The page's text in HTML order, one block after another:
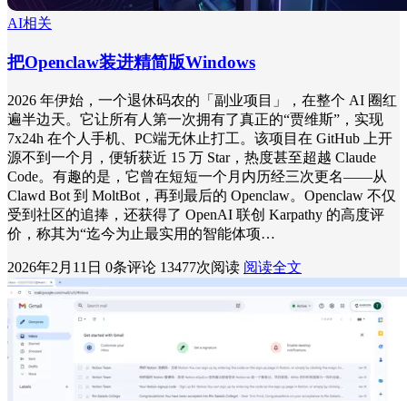
AI相关
把Openclaw装进精简版Windows
2026 年伊始，一个退休码农的「副业项目」，在整个 AI 圈红
遍半边天。它让所有人第一次拥有了真正的“贾维斯”，实现
7x24h 在个人手机、PC端无休止打工。该项目在 GitHub 上开
源不到一个月，便斩获近 15 万 Star，热度甚至超越 Claude
Code。有趣的是，它曾在短短一个月内历经三次更名——从
Clawd Bot 到 MoltBot，再到最后的 Openclaw。Openclaw 不仅
受到社区的追捧，还获得了 OpenAI 联创 Karpathy 的高度评
价，称其为“迄今为止最实用的智能体项…
2026年2月11日 0条评论 13477次阅读 阅读全文